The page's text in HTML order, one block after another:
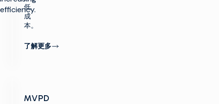
efficiency.
低
成
本。
了解更多
MVPD